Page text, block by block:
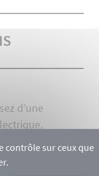
d’une
physiques, …
ainsi
contrôle sur ceux que